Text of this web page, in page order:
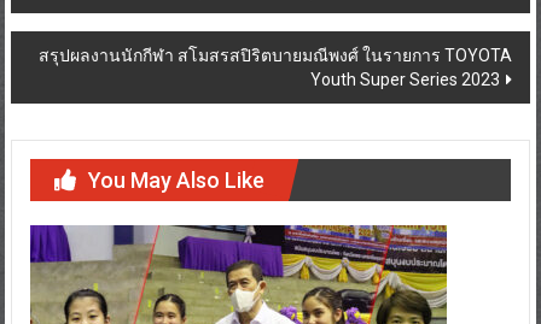
สรุปผลงานนักกีฬา สโมสรสปิริตบายมณีพงศ์ ในรายการ TOYOTA
Youth Super Series 2023
You May Also Like